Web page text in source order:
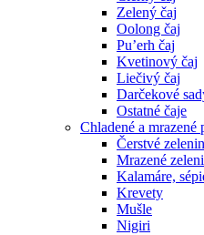
Zelený čaj
Oolong čaj
Pu’erh čaj
Kvetinový čaj
Liečivý čaj
Darčekové
Ostatné čaje
Chladené a mrazené
Čerstvé
Mrazené
Kalamáre,
Krevety
Mušle
Nigiri